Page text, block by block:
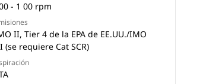
- 1 00 rpm
II, Tier 4 de la EPA de EE.UU./IMO
(se requiere Cat SCR)